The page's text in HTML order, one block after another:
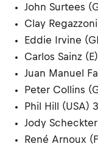
John Surtees
Clay
Eddie Irvine
Carlos Sainz
Juan Manuel
Peter Collins
Phil Hill (USA) 3
Jody
René Arnoux